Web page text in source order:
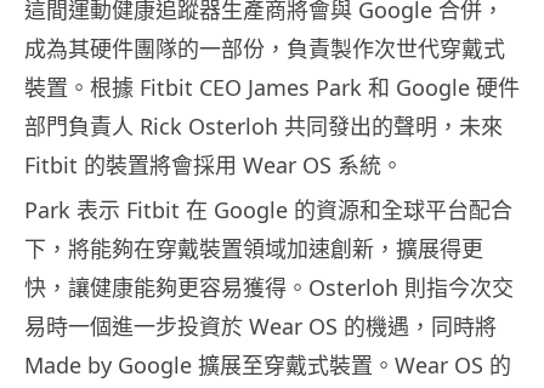
這間運動健康追蹤器生產商將會與 Google 合併，
成為其硬件團隊的一部份，負責製作次世代穿戴式
裝置。根據 Fitbit CEO James Park 和 Google 硬件
部門負責人 Rick Osterloh 共同發出的聲明，未來
Fitbit 的裝置將會採用 Wear OS 系統。
Park 表示 Fitbit 在 Google 的資源和全球平台配合
下，將能夠在穿戴裝置領域加速創新，擴展得更
快，讓健康能夠更容易獲得。Osterloh 則指今次交
易時一個進一步投資於 Wear OS 的機遇，同時將
Made by Google 擴展至穿戴式裝置。Wear OS 的